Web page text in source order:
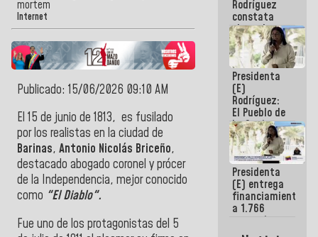
mortem
Internet
Publicado: 15/06/2026 09:10 AM
El 15 de junio de 1813, es fusilado
por los realistas en la ciudad de
Barinas, Antonio Nicolás Briceño,
destacado abogado coronel y prócer
de la Independencia, mejor conocido
como "El Diablo".
Fue uno de los protagonistas del 5
Rodríguez
constata
obras de
rehabilitación
de Escuela
Militar de
Mamo en La
Guaira
Presidenta
(E)
Rodríguez:
El Pueblo de
La Guaira
siempre
estará
acompañada
por el
Gobierno
Nacional
Presidenta
(E) entrega
financiamientos
a 1.766
comerciantes